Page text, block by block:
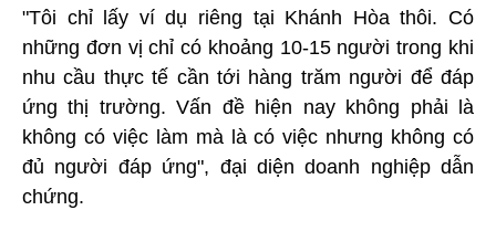
"Tôi chỉ lấy ví dụ riêng tại Khánh Hòa thôi. Có
những đơn vị chỉ có khoảng 10-15 người trong khi
nhu cầu thực tế cần tới hàng trăm người để đáp
ứng thị trường. Vấn đề hiện nay không phải là
không có việc làm mà là có việc nhưng không có
đủ người đáp ứng", đại diện doanh nghiệp dẫn
chứng.